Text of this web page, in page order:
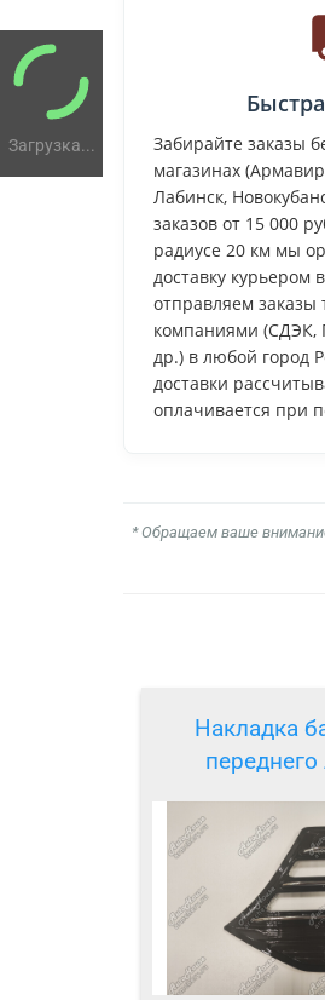
Загрузка...
Забирайте заказы
магазинах
Лабинск,
заказов от 15 000
радиусе 20 км мы
доставку курьером
отправляем
компаниями
др.) в любой город
доставки
оплачивается при
* Обращаем ваше
Накладка
переднего